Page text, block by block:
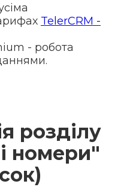
TelerCRM -
- робота
розділу
номери"